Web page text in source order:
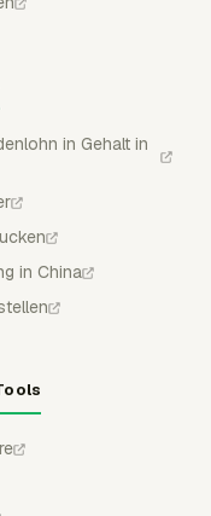
in Gehalt in
in China